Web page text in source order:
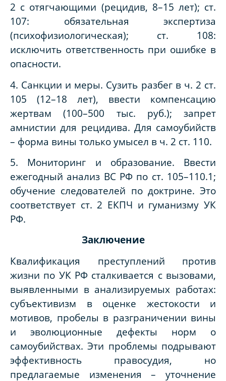
2 с отягчающими (рецидив, 8–15 лет); ст.
107: обязательная экспертиза
(психофизиологическая); ст. 108:
исключить ответственность при ошибке в
опасности.
4. Санкции и меры. Сузить разбег в ч. 2 ст.
105 (12–18 лет), ввести компенсацию
жертвам (100–500 тыс. руб.); запрет
амнистии для рецидива. Для самоубийств
– форма вины только умысел в ч. 2 ст. 110.
5. Мониторинг и образование. Ввести
ежегодный анализ ВС РФ по ст. 105–110.1;
обучение следователей по доктрине. Это
соответствует ст. 2 ЕКПЧ и гуманизму УК
РФ.
Заключение
Квалификация преступлений против
жизни по УК РФ сталкивается с вызовами,
выявленными в анализируемых работах:
субъективизм в оценке жестокости и
мотивов, пробелы в разграничении вины
и эволюционные дефекты норм о
самоубийствах. Эти проблемы подрывают
эффективность правосудия, но
предлагаемые изменения – уточнение